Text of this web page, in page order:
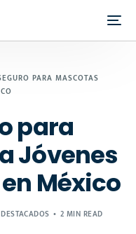
PARA MASCOTAS
para
Jóvenes
México
DESTACADOS 2 MIN READ